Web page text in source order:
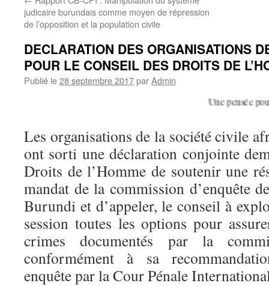
judicaire burundais comme moyen de répression
de l’opposition et la population civile
DECLARATION DES ORGANISATIONS
POUR LE CONSEIL DES DROITS DE
Publié le28 septembre 2017parAdmin
Une pensée pour
Les organisations de la société civile
ont sorti une déclaration conjointe
Droits de l’Homme de soutenir une
mandat de la commission d’enquête
Burundi et d’appeler, le conseil à
session toutes les options pour
crimes documentés par la
conformément à sa
enquête par la Cour Pénale